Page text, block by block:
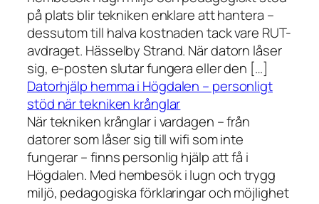
på plats blir tekniken enklare att hantera –
dessutom till halva kostnaden tack vare RUT-
avdraget. Hässelby Strand. När datorn låser
sig, e-posten slutar fungera eller den […]
Datorhjälp hemma i Högdalen – personligt
stöd när tekniken krånglar
När tekniken krånglar i vardagen – från
datorer som låser sig till wifi som inte
fungerar – finns personlig hjälp att få i
Högdalen. Med hembesök i lugn och trygg
miljö, pedagogiska förklaringar och möjlighet